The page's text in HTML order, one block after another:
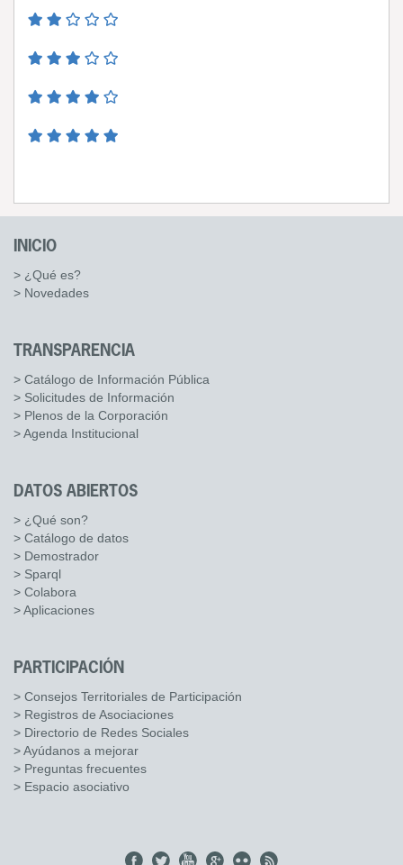
INICIO
> ¿Qué es?
> Novedades
TRANSPARENCIA
> Catálogo de Información Pública
> Solicitudes de Información
> Plenos de la Corporación
> Agenda Institucional
DATOS ABIERTOS
> ¿Qué son?
> Catálogo de datos
> Demostrador
> Sparql
> Colabora
> Aplicaciones
PARTICIPACIÓN
> Consejos Territoriales de Participación
> Registros de Asociaciones
> Directorio de Redes Sociales
> Ayúdanos a mejorar
> Preguntas frecuentes
> Espacio asociativo